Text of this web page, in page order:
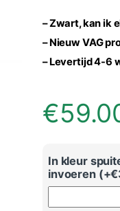
– Zwart, kan ik
– Nieuw VAG
– Levertijd 4-6
€
In kleur
invoeren (+€